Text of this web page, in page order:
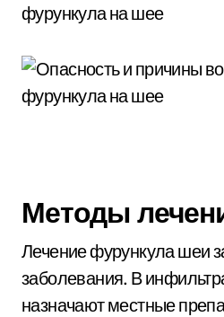
Методы
Лечение фурункула шеи
заболевания. В
назначают местные